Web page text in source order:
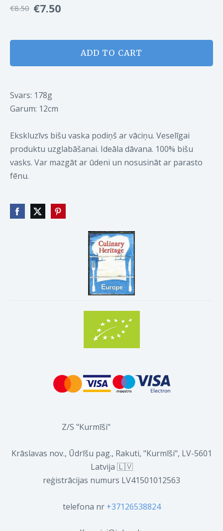
Z/S "Kurmīši"
Krāslavas nov., Ūdrīšu pag., Rakuti, "Kurmīši", LV-5601
Latvija 🇱🇻
reģistrācijas numurs LV41501012563
telefona nr +37126538824
€8.50 €7.50
ADD TO CART
Svars: 178g
Garum: 12cm
Ekskluzīvs bišu vaska podiņš ar vāciņu. Veselīgai
produktu uzglabāšanai. Ideāla dāvana. 100% bišu
vasks. Var mazgāt ar ūdeni un nosusināt ar parasto
fēnu.